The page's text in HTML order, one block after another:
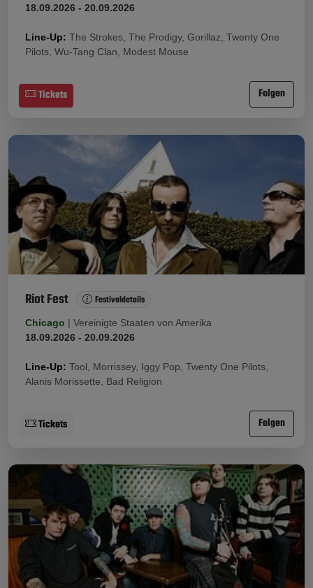
18.09.2026 - 20.09.2026
Line-Up: The Strokes, The Prodigy, Gorillaz, Twenty One
Pilots, Wu-Tang Clan, Modest Mouse
Tickets Folgen
Riot Fest Festivaldetails
Chicago | Vereinigte Staaten von Amerika
18.09.2026 - 20.09.2026
Line-Up: Tool, Morrissey, Iggy Pop, Twenty One Pilots,
Alanis Morissette, Bad Religion
Tickets Folgen